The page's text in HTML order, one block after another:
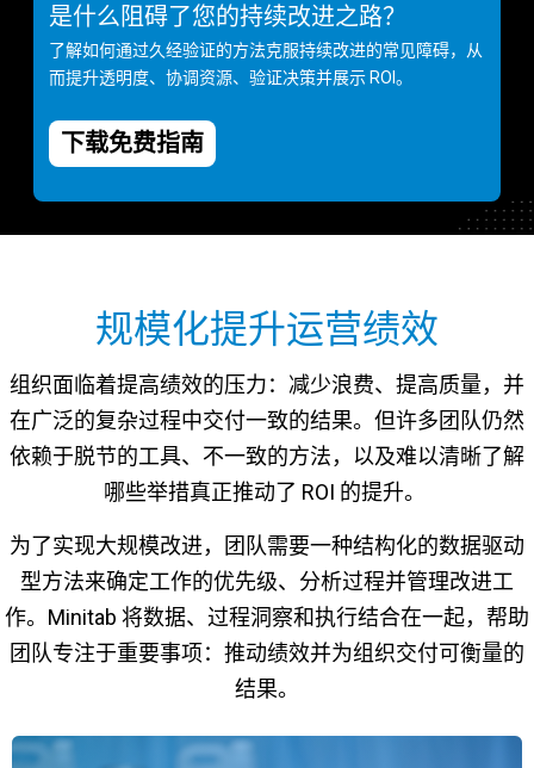
是什么阻碍了您的持续改进之路？
了解如何通过久经验证的方法克服持续改进的常见障碍，从
而提升透明度、协调资源、验证决策并展示 ROI。
下载免费指南
规模化提升运营绩效
组织面临着提高绩效的压力：减少浪费、提高质量，并
在广泛的复杂过程中交付一致的结果。但许多团队仍然
依赖于脱节的工具、不一致的方法，以及难以清晰了解
哪些举措真正推动了 ROI 的提升。
为了实现大规模改进，团队需要一种结构化的数据驱动
型方法来确定工作的优先级、分析过程并管理改进工
作。Minitab 将数据、过程洞察和执行结合在一起，帮助
团队专注于重要事项：推动绩效并为组织交付可衡量的
结果。